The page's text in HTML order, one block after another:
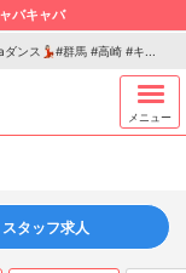
バキャバ
ンス💃🏻#群馬 #高崎 #キ...
メニュー
スタッフ求人